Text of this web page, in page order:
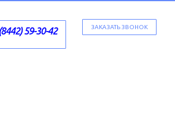
ЗАКАЗАТЬ ЗВОНОК
59-30-42